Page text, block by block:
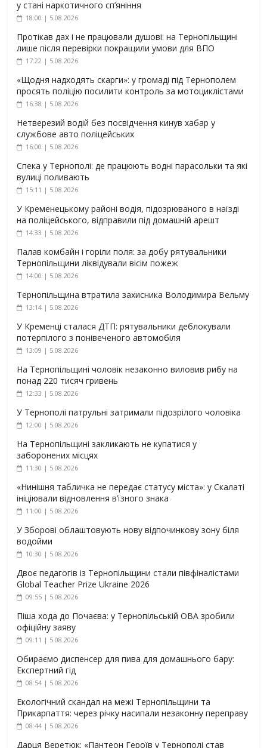
у стані наркотичного сп’яніння
18:00 | 5.08.2026
Протікав дах і не працювали душові: на Тернопільщині
лише після перевірки покращили умови для ВПО
17:22 | 5.08.2026
«Щодня надходять скарги»: у громаді під Тернополем
просять поліцію посилити контроль за мотоциклістами
16:38 | 5.08.2026
Нетверезий водій без посвідчення кинув хабар у
службове авто поліцейських
16:00 | 5.08.2026
Спека у Тернополі: де працюють водні парасольки та які
вулиці поливають
15:11 | 5.08.2026
У Кременецькому районі водія, підозрюваного в наїзді
на поліцейського, відправили під домашній арешт
14:33 | 5.08.2026
Палав комбайн і горіли поля: за добу рятувальники
Тернопільщини ліквідували вісім пожеж
14:00 | 5.08.2026
Тернопільщина втратила захисника Володимира Вельму
13:14 | 5.08.2026
У Кременці сталася ДТП: рятувальники деблокували
потерпілого з понівеченого автомобіля
13:09 | 5.08.2026
На Тернопільщині чоловік незаконно виловив рибу на
понад 220 тисяч гривень
12:33 | 5.08.2026
У Тернополі патрульні затримали підозрілого чоловіка
12:00 | 5.08.2026
На Тернопільщині закликають не купатися у
заборонених місцях
11:30 | 5.08.2026
«Нинішня табличка не передає статусу міста»: у Скалаті
ініціювали відновлення в’їзного знака
11:00 | 5.08.2026
У Зборові облаштовують нову відпочинкову зону біля
водойми
10:30 | 5.08.2026
Двоє педагогів із Тернопільщини стали півфіналістами
Global Teacher Prize Ukraine 2026
09:55 | 5.08.2026
Піша хода до Почаєва: у Тернопільській ОВА зробили
офіційну заяву
09:11 | 5.08.2026
Обираємо диспенсер для пива для домашнього бару:
Експертний гід
08:54 | 5.08.2026
Екологічний скандал на межі Тернопільщини та
Прикарпаття: через річку насипали незаконну переправу
08:44 | 5.08.2026
Дарця Веретюк: «Пантеон Героїв у Тернополі став